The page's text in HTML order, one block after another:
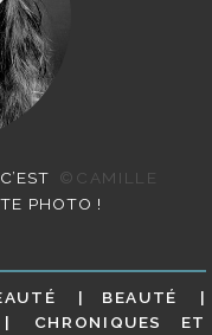
©CAMILLE
PHOTO !
BEAUTÉ
CHRONIQUES ET